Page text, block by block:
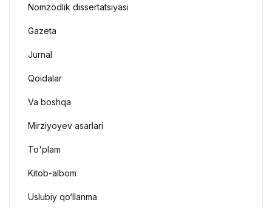
Nomzodlik dissertatsiyasi
Gazeta
Jurnal
Qoidalar
Va boshqa
Mirziyoyev asarlari
To'plam
Kitob-albom
Uslubiy qo‘llanma